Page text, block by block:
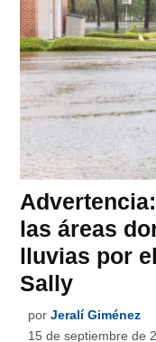
las áreas
lluvias por
Sally
por Jeralí Giménez
15 de septiembre de